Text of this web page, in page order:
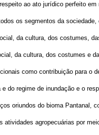
ao ato jurídico perfeito
os segmentos da
da cultura, dos costumes,
da cultura, dos costumes e
como contribuição para o
do regime de inundação e o
oriundos do bioma Pantanal,
atividades agropecuárias por